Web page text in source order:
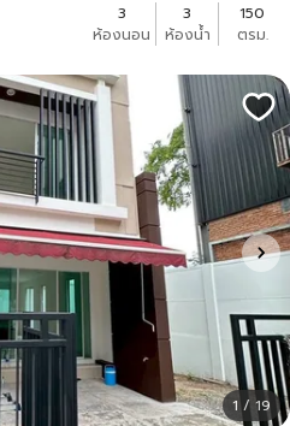
3
ห้องนอน
3
ห้องน้ำ
150
ตรม.
1 / 19